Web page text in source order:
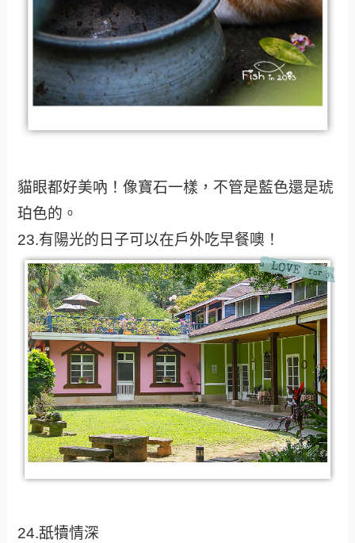
貓眼都好美吶！像寶石一樣，不管是藍色還是琥
珀色的。
23.有陽光的日子可以在戶外吃早餐噢！
24.舐犢情深